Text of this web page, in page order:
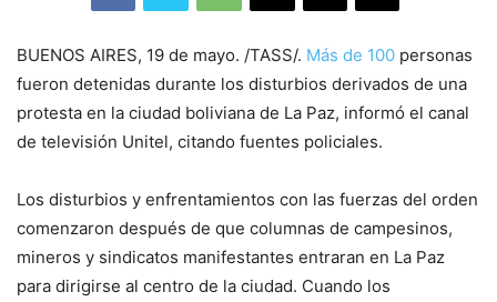
BUENOS AIRES, 19 de mayo. /TASS/. Más de 100 personas
fueron detenidas durante los disturbios derivados de una
protesta en la ciudad boliviana de La Paz, informó el canal
de televisión Unitel, citando fuentes policiales.
Los disturbios y enfrentamientos con las fuerzas del orden
comenzaron después de que columnas de campesinos,
mineros y sindicatos manifestantes entraran en La Paz
para dirigirse al centro de la ciudad. Cuando los